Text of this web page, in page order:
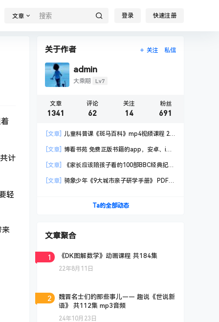
文章 登录 快速注册
计
轻
关于作者 关注 私信
admin
大乘期 Lv7
文章
1341
评论
62
关注
14
粉丝
691
[文章]
儿童科普课《斑马百科》mp4视频课程 20
[文章]
博看书苑 免费正版书籍的app，安卓、iOS
[文章]
《家长应该陪孩子看的100部BBC经典纪录
[文章]
骑象少年《9大城市亲子研学手册》 PDF格
Ta的全部动态
文章聚合
1 《DK图解数学》动画课程 共184集
22年8月11日
2
魏晋名士们的那些事儿—— 趣说《世说新
语》 共112集 mp3音频
24年10月23日